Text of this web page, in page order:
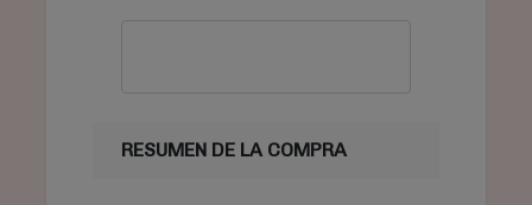
RESUMEN DE LA COMPRA